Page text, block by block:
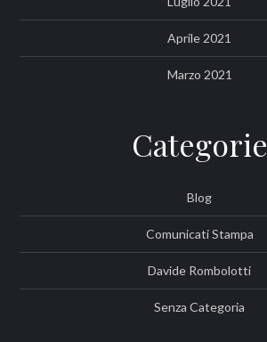
Aprile 2021
Marzo 2021
Categorie
Blog
Comunicati Stampa
Davide Rombolotti
Senza Categoria